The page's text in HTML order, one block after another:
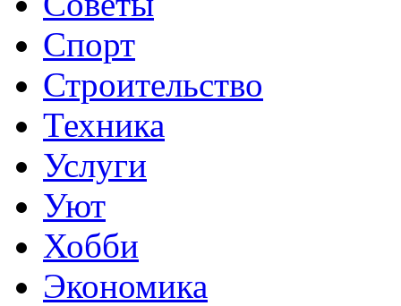
Спорт
Строительство
Техника
Услуги
Уют
Хобби
Экономика